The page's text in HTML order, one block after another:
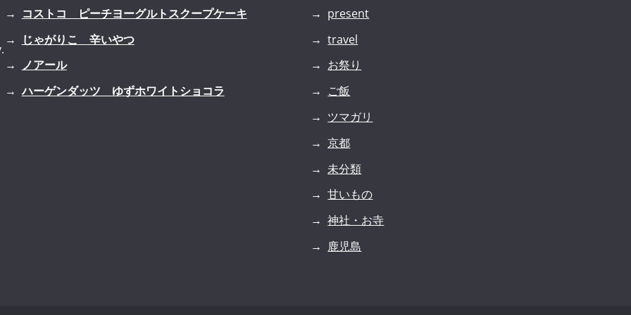
コストコ ピーチヨーグルトスクープケーキ
じゃがりこ 辛いやつ
ノアール
ハーゲンダッツ ゆずホワイトショコラ
present
travel
お祭り
ご飯
ツマガリ
京都
未分類
甘いもの
神社・お寺
鹿児島